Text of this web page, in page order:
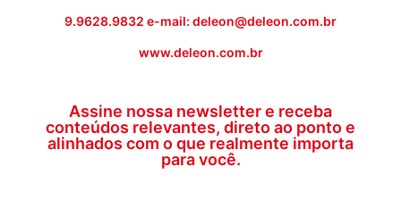
9.9628.9832 e-mail: deleon@deleon.com.br
www.deleon.com.br
Assine nossa newsletter e receba
conteúdos relevantes, direto ao ponto e
alinhados com o que realmente importa
para você.